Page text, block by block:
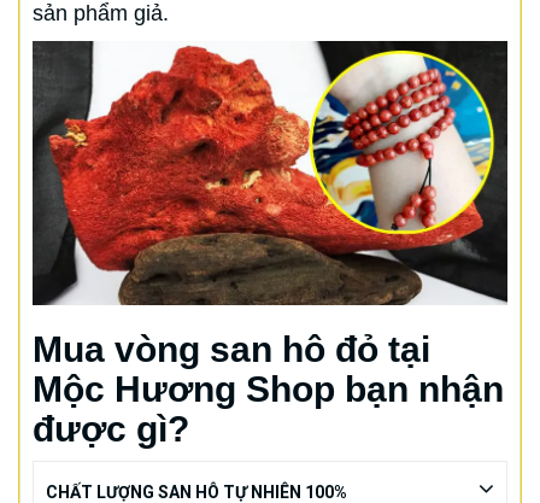
sản phẩm giả.
Mua vòng san hô đỏ tại
Mộc Hương Shop bạn nhận
được gì?
CHẤT LƯỢNG SAN HÔ TỰ NHIÊN 100%